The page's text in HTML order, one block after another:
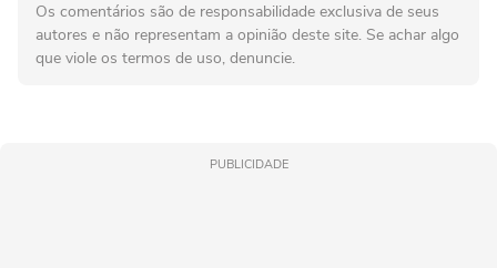
Os comentários são de responsabilidade exclusiva de seus
autores e não representam a opinião deste site. Se achar algo
que viole os termos de uso, denuncie.
PUBLICIDADE